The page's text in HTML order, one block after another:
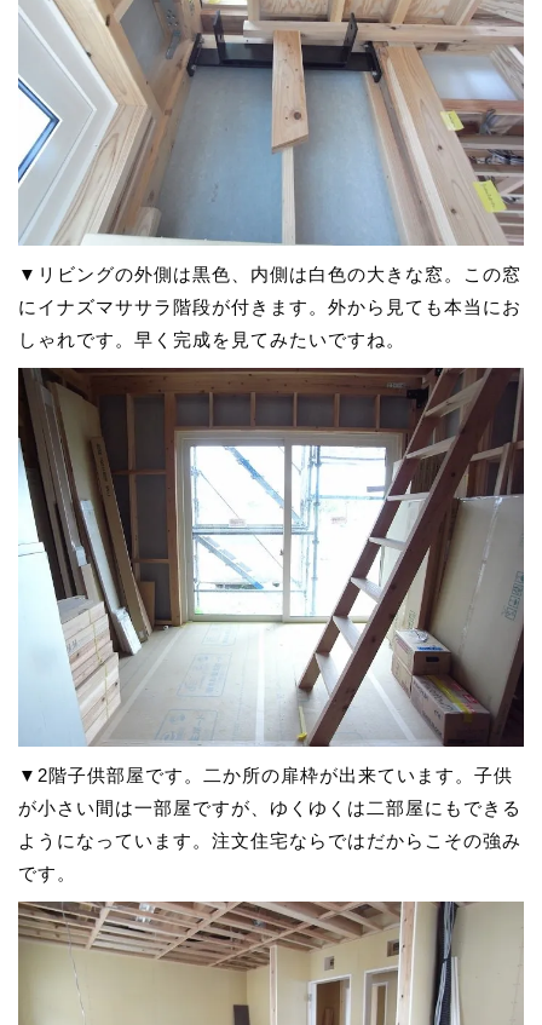
▼リビングの外側は黒色、内側は白色の大きな窓。この窓
にイナズマササラ階段が付きます。外から見ても本当にお
しゃれです。早く完成を見てみたいですね。
▼2階子供部屋です。二か所の扉枠が出来ています。子供
が小さい間は一部屋ですが、ゆくゆくは二部屋にもできる
ようになっています。注文住宅ならではだからこその強み
です。